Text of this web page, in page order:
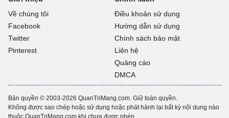
Về chúng tôi
Facebook
Twitter
Pinterest
Điều khoản sử dụng
Hướng dẫn sử dụng
Chính sách bảo mật
Liên hệ
Quảng cáo
DMCA
Bản quyền © 2003-2026 QuanTriMang.com. Giữ toàn quyền.
Không được sao chép hoặc sử dụng hoặc phát hành lại bất kỳ nội dung nào
thuộc QuanTriMang.com khi chưa được phép.